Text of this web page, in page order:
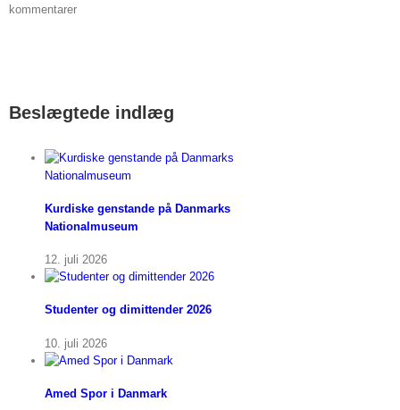
kommentarer
Beslægtede indlæg
Kurdiske genstande på Danmarks
Nationalmuseum
12. juli 2026
Studenter og dimittender 2026
10. juli 2026
Amed Spor i Danmark